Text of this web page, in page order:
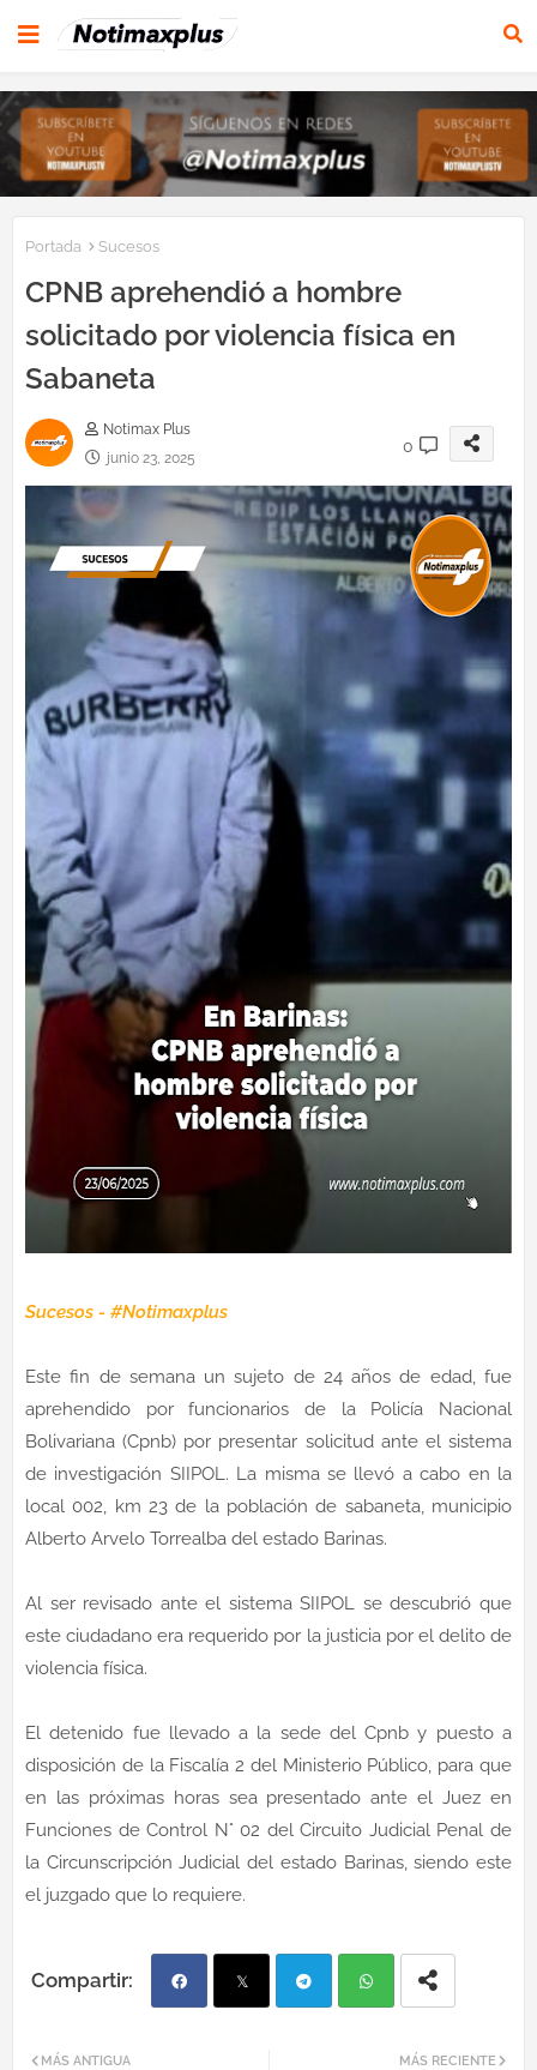
Portada Sucesos
CPNB aprehendió a hombre
solicitado por violencia física en
Sabaneta
Notimax Plus
junio 23, 2025
0
Sucesos - #Notimaxplus
Este fin de semana un sujeto de 24 años de edad, fue
aprehendido por funcionarios de la Policía Nacional
Bolivariana (Cpnb) por presentar solicitud ante el sistema
de investigación SIIPOL. La misma se llevó a cabo en la
local 002, km 23 de la población de sabaneta, municipio
Alberto Arvelo Torrealba del estado Barinas.
Al ser revisado ante el sistema SIIPOL se descubrió que
este ciudadano era requerido por la justicia por el delito de
violencia física.
El detenido fue llevado a la sede del Cpnb y puesto a
disposición de la Fiscalía 2 del Ministerio Público, para que
en las próximas horas sea presentado ante el Juez en
Funciones de Control N° 02 del Circuito Judicial Penal de
la Circunscripción Judicial del estado Barinas, siendo este
el juzgado que lo requiere.
MÁS RECIENTE
MÁS ANTIGUA